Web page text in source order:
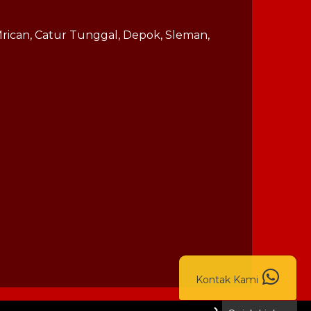
Catur Tunggal, Depok, Sleman,
Kontak Kami